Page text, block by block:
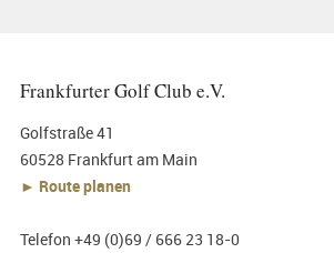
Frankfurter Golf Club e.V.
Golfstraße 41
60528 Frankfurt am Main
► Route planen
Telefon +49 (0)69 / 666 23 18-0